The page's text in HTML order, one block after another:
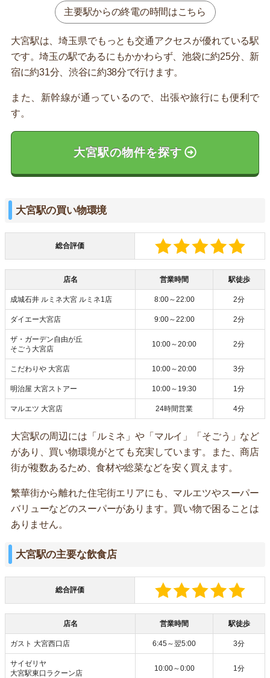
主要駅からの終電の時間はこちら
大宮駅は、埼玉県でもっとも交通アクセスが優れている駅
です。埼玉の駅であるにもかかわらず、池袋に約25分、新
宿に約31分、渋谷に約38分で行けます。
また、新幹線が通っているので、出張や旅行にも便利で
す。
大宮駅の物件を探す
大宮駅の買い物環境
総合評価
店名 営業時間 駅徒歩
成城石井 ルミネ大宮 ルミネ1店 8:00～22:00 2分
ダイエー大宮店 9:00～22:00 2分
ザ・ガーデン自由が丘
そごう大宮店
10:00～20:00 2分
こだわりや 大宮店 10:00～20:00 3分
明治屋 大宮ストアー 10:00～19:30 1分
マルエツ 大宮店 24時間営業 4分
大宮駅の周辺には「ルミネ」や「マルイ」「そごう」など
があり、買い物環境がとても充実しています。また、商店
街が複数あるため、食材や総菜などを安く買えます。
繁華街から離れた住宅街エリアにも、マルエツやスーパー
バリューなどのスーパーがあります。買い物で困ることは
ありません。
大宮駅の主要な飲食店
総合評価
店名 営業時間 駅徒歩
ガスト 大宮西口店 6:45～翌5:00 3分
サイゼリヤ
大宮駅東口ラクーン店
10:00～0:00 1分